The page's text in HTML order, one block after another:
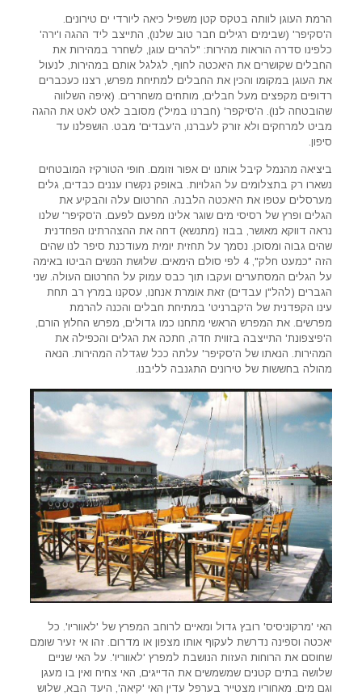
הרמת העוגן לוותה בטקס קטן משפיל כיאה ליורדי ים טירונים.
ה'סקיפר' (שבימים רגילים חבר טוב שלנו), התייצב ליד ההגה ו'ירה'
כלפינו סדרה הוראות מהירות: "להרים עוגן, לשחרר במהירות את
החבלים שקושרים את היאכטה לחוף, לגלגל אותם במהירות, לנעול
את העוגן במקומו והכין את החבלים למתיחת מפרש, רצנו כעכברים
רדופים מקפצים מעל חבלים, מותחים משחררים. (איפה השלווה
שהובטחה לנו). ה'סיקפר' (חברנו במיל') מסובב לאט לאט את ההגה
מביט למרחקים ולא זורק לעברנו, ה'עבדים' מבט. הושפלנו עד
סיפון.
ביציאה מהנמל קיבל אותנו ים אפור וזומם. חופי הטורקיז המובטחים
נשארו רק בתצלומים על הגלויות. באופק נקשרו עננים כבדים, גלים
מערסלים עטפו את היאכטה הלבנה. החרטום עלה והבקיע את
הגלים ופרץ של רסיסי מים שוגר אלינו מפעם לפעם. ה'סקיפר' שלנו
נראה דווקא מאושר, בבוז (מתנשא) דחה את ההצהרתינו הפחדנית
שהים גבוה ומסוכן. נסמך על תחזית יומית מעודכנת סיפר לנו שהים
הזה "כמעט חלק", 4 לפי סולם הימאים. שלושת הנשים הביטו באימה
על הגלים המסתערים ועקבו תוך כבס עמוק על החרטום העולה. שני
הגברים (להל"ן עבדים) זאת אומרת אנחנו, עסקנו במרץ רב תחת
עינו הקפדנית של ה'קברניט' במתיחת חבלים והכנה להרמת
מפרשים. את המפרש הראשי מתחנו כמו גדולים, מפרש החלוץ הורם,
ה'פיצפונת' התייצבה בזווית חדה, חתכה את הגלים והכפילה את
המהירות. הנאתו של ה'סקיפר' עלתה ככל שגדלה המהירות. הנאה
מהולה בחששות של טירונים התגנבה לליבנו.
האי 'מרקוניסיס' רובץ גדול ומאיים לרוחב המפרץ של 'לאווריו'. כל
יאכטה וספינה נדרשת לעקוף אותו מצפון או מדרום. זהו אי זעיר שומם
שחוסם את הרוחות העזות הנושבת למפרץ 'לאווריו'. על האי שניים
שלושה בתים קטנים שמשמשים את הדייגים, האי צחיח ואין בו מעגן
וגם מים. מאחוריו מצטייר בערפל עדין האי 'קיאה', היעד הבא, שלוש